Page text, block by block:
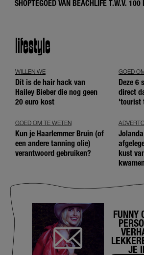
SHOPTEGOED VAN BEACHLIFE T.W.V. 100
lifestyle
WILLEN WE
Dít is de hair hack van
Hailey Bieber die nog geen
20 euro kost
GOED
Deze 6
direct
'tourist
GOED OM TE WETEN
Kun je Haarlemmer Bruin (of
een andere tanning olie)
verantwoord gebruiken?
kust
FUNNY
JE